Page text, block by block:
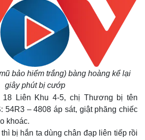
bảo hiểm trắng) bàng hoàng kể lại
giây phút bị cướp
Liên Khu 4-5, chị Thương bị tên
54R3 – 4808 áp sát, giật phăng chiếc
khoác.
bị hắn ta dùng chân đạp liên tiếp rồi